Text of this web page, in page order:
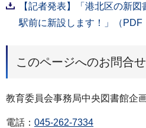
【記者発表】「港北区の新
駅前に新設します！」（PDF
このページへのお問合せ
教育委員会事務局中央図書館企
電話： 045-262-7334